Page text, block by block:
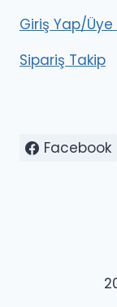
Giriş Yap/Üye
Sipariş Takip
Facebook